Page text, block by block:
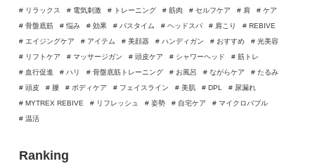
# リラックス
# 電気刺激 # トレーニング # 筋肉 # セルフケア # 肩
# ケア
# 骨盤底筋
# 悩み # 効果 # バスタイム # ヘッドスパ # 肩こり
# REBIVE
# エイジングケア
# アイテム # 美顔器 # ハンディガン # おすすめ
# 光美容
# リフトケア
# マッサージガン # 頭皮ケア # シャワーヘッド
# 筋トレ
# 血行促進
# ハリ # 骨盤底筋トレーニング # お風呂 # ながらケア
# たるみ
# 頭皮
# 腰 # ボディケア # フェイスライン # 美肌 # DPL
# 尿漏れ
# MYTREX REBIVE
# リフレッシュ # 姿勢 # 自宅ケア
# マイクロバブル
# 温活
Ranking